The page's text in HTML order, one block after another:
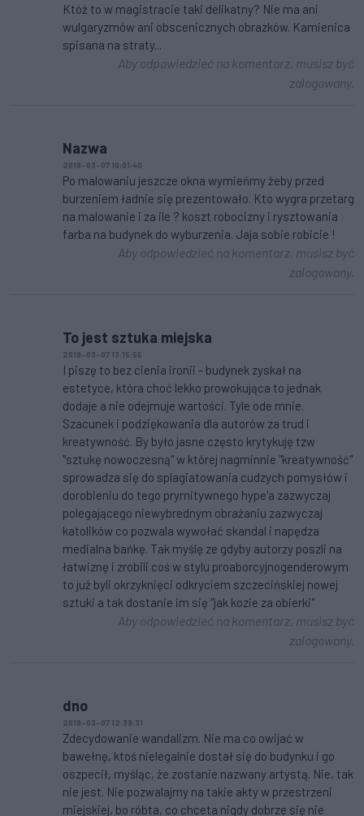
Któż to w magistracie taki delikatny? Nie ma ani
wulgaryzmów ani obscenicznych obrazków. Kamienica
spisana na straty...
Aby odpowiedzieć na komentarz, musisz być
zalogowany.
Nazwa
2019-03-07 16:01:40
Po malowaniu jeszcze okna wymieńmy żeby przed
burzeniem ładnie się prezentowało. Kto wygra przetarg
na malowanie i za ile ? koszt robocizny i rysztowania
farba na budynek do wyburzenia. Jaja sobie robicie !
Aby odpowiedzieć na komentarz, musisz być
zalogowany.
To jest sztuka miejska
2019-03-07 13:15:55
I piszę to bez cienia ironii - budynek zyskał na
estetyce, która choć lekko prowokująca to jednak
dodaje a nie odejmuje wartości. Tyle ode mnie.
Szacunek i podziękowania dla autorów za trud i
kreatywność. By było jasne często krytykuję tzw
"sztukę nowoczesną" w której nagminnie "kreatywność"
sprowadza się do splagiatowania cudzych pomysłów i
dorobieniu do tego prymitywnego hype'a zazwyczaj
polegającego niewybrednym obrażaniu zazwyczaj
katolików co pozwala wywołać skandal i napędza
medialna bańkę. Tak myślę ze gdyby autorzy poszli na
łatwiznę i zrobili coś w stylu proaborcyjnogenderowym
to już byli okrzyknięci odkryciem szczecińskiej nowej
sztuki a tak dostanie im się "jak kozie za obierki"
Aby odpowiedzieć na komentarz, musisz być
zalogowany.
dno
2019-03-07 12:39:31
Zdecydowanie wandalizm. Nie ma co owijać w
bawełnę, ktoś nielegalnie dostał się do budynku i go
oszpecił, myśląc, że zostanie nazwany artystą. Nie, tak
nie jest. Nie pozwalajmy na takie akty w przestrzeni
miejskiej, bo róbta, co chceta nigdy dobrze się nie